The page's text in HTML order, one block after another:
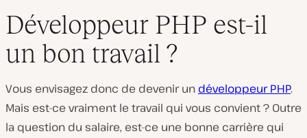
Développeur PHP est-il
un bon travail ?
Vous envisagez donc de devenir un développeur PHP.
Mais est-ce vraiment le travail qui vous convient ? Outre
la question du salaire, est-ce une bonne carrière qui